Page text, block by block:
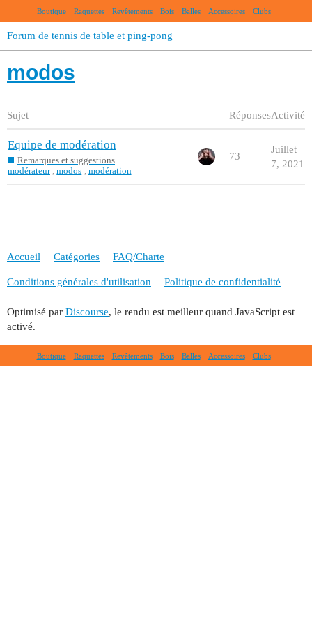
Boutique Raquettes Revêtements Bois Balles Accessoires Clubs
Forum de tennis de table et ping-pong
modos
Sujet RéponsesActivité
Equipe de modération
Remarques et suggestions
modérateur ,modos modération
73
Juillet
7, 2021
Accueil Catégories FAQ/Charte
Conditions générales d'utilisation Politique de confidentialité
Optimisé par Discourse, le rendu est meilleur quand JavaScript est
activé.
Boutique Raquettes Revêtements Bois Balles Accessoires Clubs